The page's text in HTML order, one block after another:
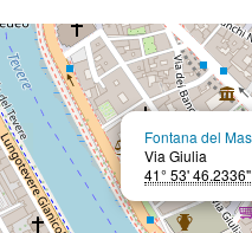
Fontana del
Via Giulia
41° 53'